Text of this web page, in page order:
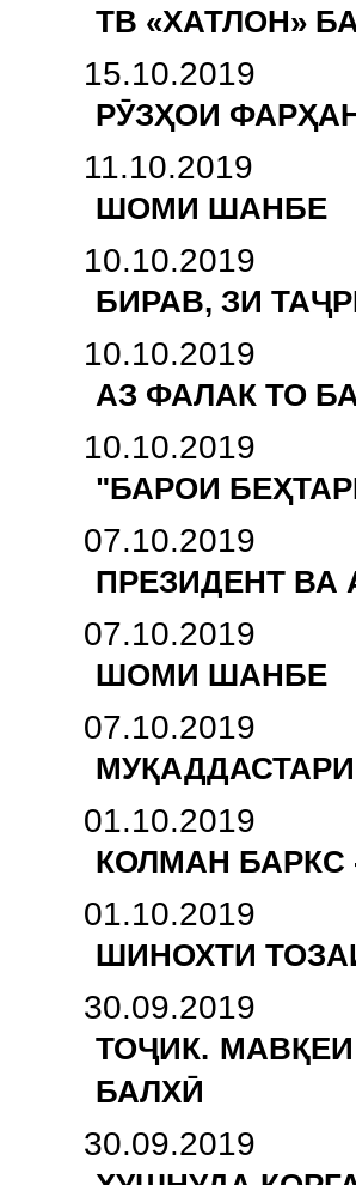
ТВ «ХАТЛОН»
15.10.2019
РӮЗҲОИ
11.10.2019
ШОМИ ШАНБЕ
10.10.2019
БИРАВ, ЗИ
10.10.2019
АЗ ФАЛАК ТО
10.10.2019
"БАРОИ
07.10.2019
ПРЕЗИДЕНТ ВА
07.10.2019
ШОМИ ШАНБЕ
07.10.2019
01.10.2019
КОЛМАН
01.10.2019
ШИНОХТИ
30.09.2019
ТОҶИК.
БАЛХӢ
30.09.2019